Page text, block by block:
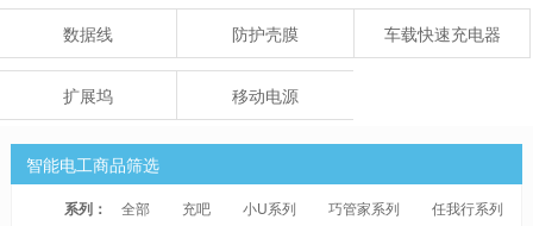
数据线 防护壳膜 车载快速充电器
扩展坞 移动电源
智能电工商品筛选
系列： 全部 充吧 小U系列 巧管家系列 任我行系列